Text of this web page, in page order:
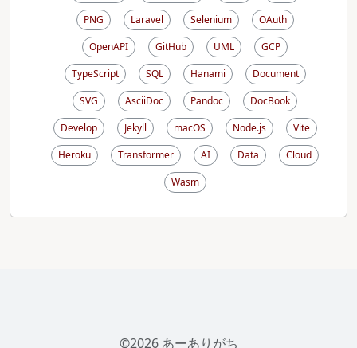
PNG
Laravel Selenium
OAuth
OpenAPI
GitHub UML
GCP
TypeScript
SQL Hanami
Document
SVG
AsciiDoc Pandoc
DocBook
Develop
Jekyll macOS Node.js
Vite
Heroku
Transformer AI Data
Cloud
Wasm
©2026 あーありがち